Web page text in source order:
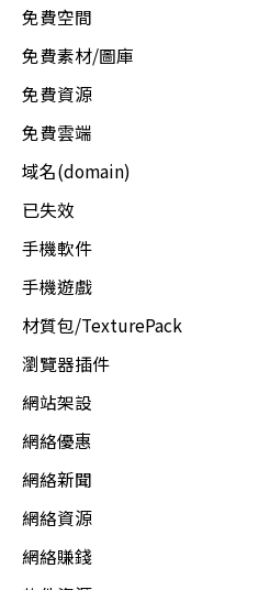
免費空間
免費素材/圖庫
免費資源
免費雲端
域名(domain)
已失效
手機軟件
手機遊戲
材質包/TexturePack
瀏覽器插件
網站架設
網絡優惠
網絡新聞
網絡資源
網絡賺錢